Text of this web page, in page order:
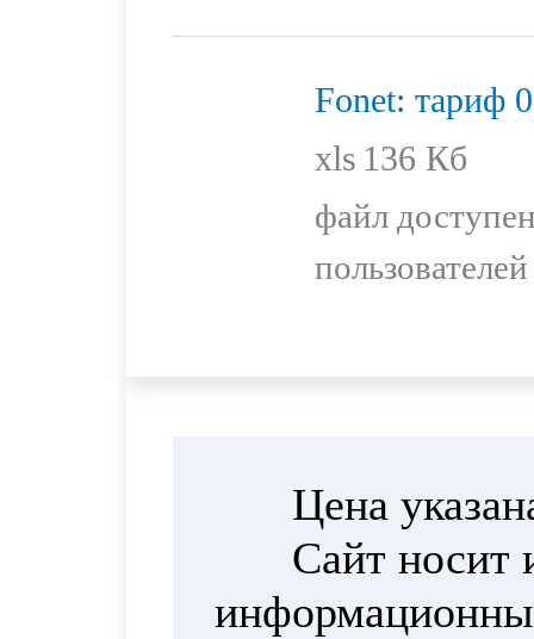
Fonet: тариф
xls 136 Кб
файл
пользователей
Цена
Сайт носит